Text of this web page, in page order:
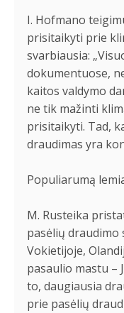
I. Hofmano
prisitaikyti prie
svarbiausia:
dokumentuose,
kaitos valdymo
ne tik mažinti
prisitaikyti. Tad,
draudimas yra
Populiarumą
M. Rusteika
pasėlių draudimo
Vokietijoje,
pasaulio mastu –
to, daugiausia
prie pasėlių